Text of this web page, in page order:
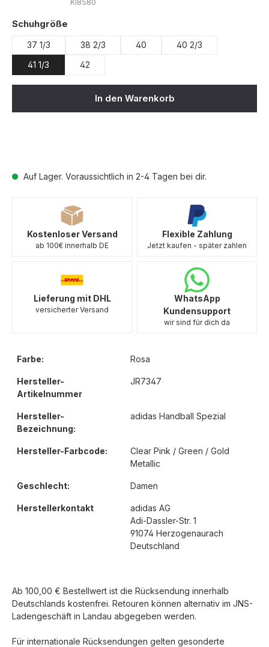
Auf Lager. Voraussichtlich in 2-4 Tagen bei dir.
KI8580
Schuhgröße
37 1/3 38 2/3 40
40 2/3
41 1/3
42
In den Warenkorb
Kostenloser Versand
ab 100€ innerhalb DE
Flexible Zahlung
Jetzt kaufen - später zahlen
Lieferung mit DHL
versicherter Versand
WhatsApp
Kundensupport
wir sind für dich da
Farbe: Rosa
Hersteller-
Artikelnummer
JR7347
Hersteller-
Bezeichnung:
adidas Handball Spezial
Hersteller-Farbcode:
Clear Pink / Green / Gold
Metallic
Geschlecht: Damen
Herstellerkontakt
adidas AG
Adi-Dassler-Str. 1
91074 Herzogenaurach
Deutschland
Ab 100,00 € Bestellwert ist die Rücksendung innerhalb
Deutschlands kostenfrei. Retouren können alternativ im JNS-
Ladengeschäft in Landau abgegeben werden.
Für internationale Rücksendungen gelten gesonderte